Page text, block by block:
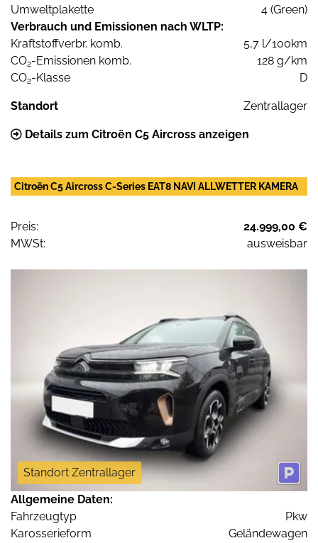
Umweltplakette
4 (Green)
Verbrauch und Emissionen nach WLTP:
Kraftstoffverbr. komb.
5,7 l/100km
CO2-Emissionen komb.
128 g/km
CO2-Klasse D
Standort Zentrallager
Details zum Citroën C5 Aircross anzeigen
Citroën C5 Aircross C-Series EAT8 NAVI ALLWETTER KAMERA
Preis:
24.999,00 €
MWSt:
ausweisbar
Standort Zentrallager
Allgemeine Daten:
Fahrzeugtyp
Pkw
Karosserieform
Geländewagen